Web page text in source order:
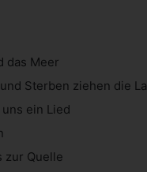
das Meer
Sterben ziehen die
ein Lied
zur Quelle